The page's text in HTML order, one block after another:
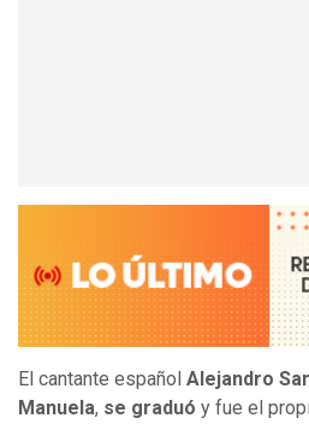
El cantante español Alejandro
Manuela, se graduó y fue el